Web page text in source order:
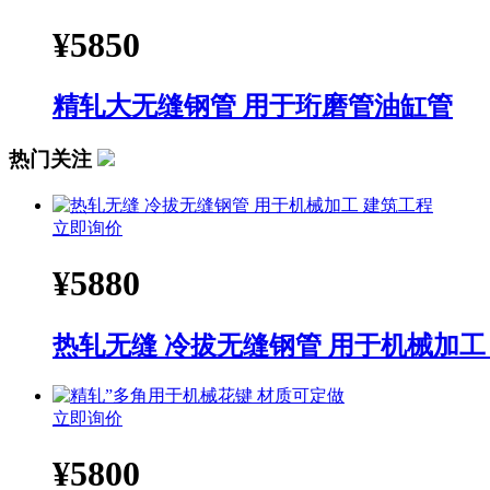
¥5850
精轧大无缝钢管 用于珩磨管油缸管
热门关注
立即询价
¥5880
热轧无缝 冷拔无缝钢管 用于机械加
立即询价
¥5800